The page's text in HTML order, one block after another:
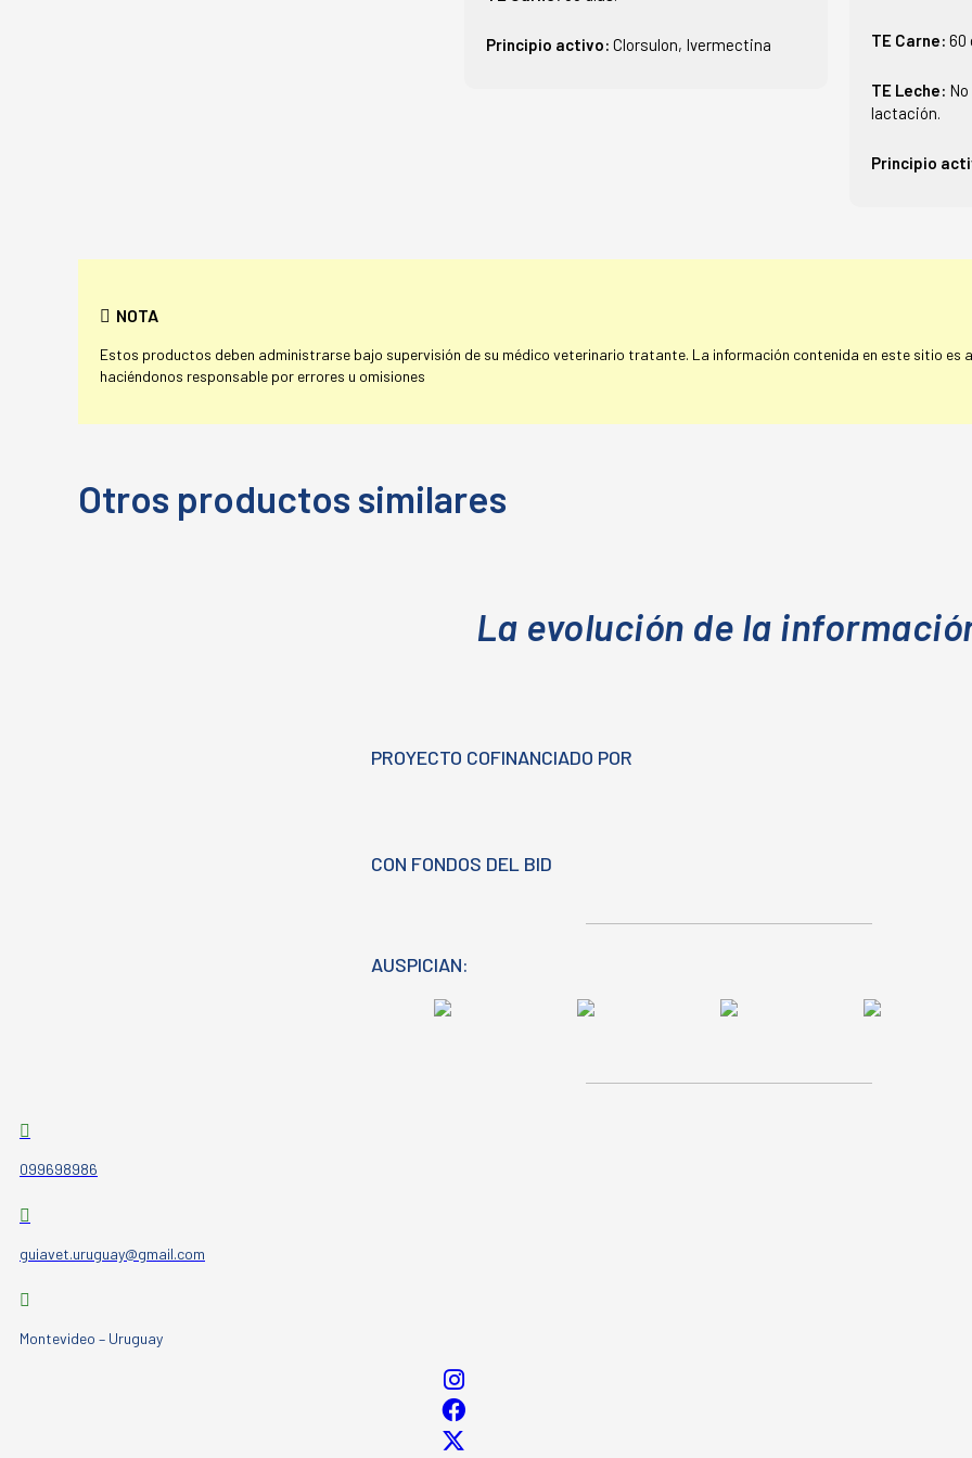
Principio activo: Clorsulon, Ivermectina TE Carne:60
TE Leche:
lactación.
Principio
NOTA
Estos productos deben administrarse bajo supervisión de su médico veterinario tratante. La información contenida en este sitio
haciéndonos responsable por errores u omisiones
Otros productos similares
La evolución de la
PROYECTO COFINANCIADO POR
CON FONDOS DEL BID
AUSPICIAN:
099698986
guiavet.uruguay@gmail.com
Montevideo – Uruguay